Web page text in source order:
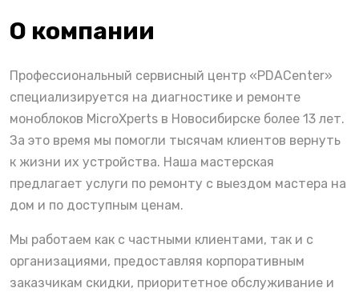
О компании
Профессиональный сервисный центр «PDACenter»
специализируется на диагностике и ремонте
моноблоков MicroXperts в Новосибирске более 13 лет.
За это время мы помогли тысячам клиентов вернуть
к жизни их устройства. Наша мастерская
предлагает услуги по ремонту с выездом мастера на
дом и по доступным ценам.
Мы работаем как с частными клиентами, так и с
организациями, предоставляя корпоративным
заказчикам скидки, приоритетное обслуживание и